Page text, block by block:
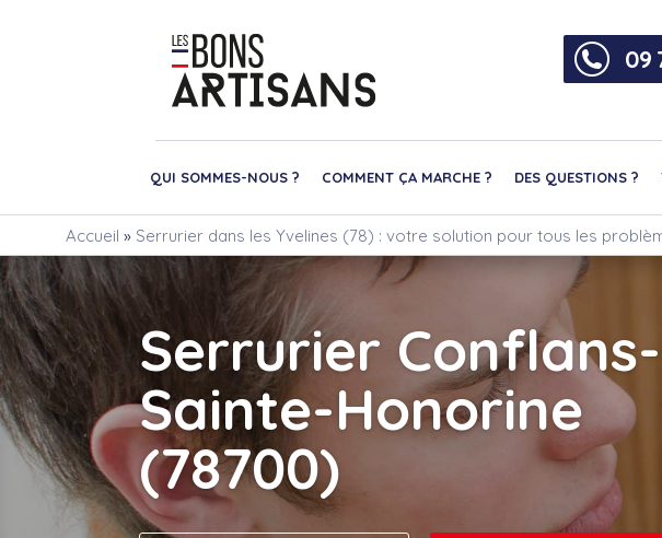
09
QUI SOMMES-NOUS ? COMMENT ÇA MARCHE ? DES QUESTIONS ?
Accueil » Serrurier dans les Yvelines (78) : votre solution pour tous les
Serrurier Conflans-
Sainte-Honorine
(78700)